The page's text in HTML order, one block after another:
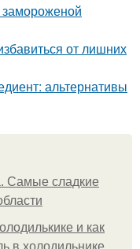
замороженой
от лишних
альтернативы
Самые сладкие
и как
в холодильнике